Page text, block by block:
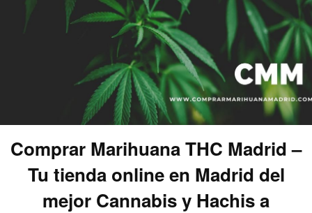
Comprar Marihuana THC Madrid –
Tu tienda online en Madrid del
mejor Cannabis y Hachis a